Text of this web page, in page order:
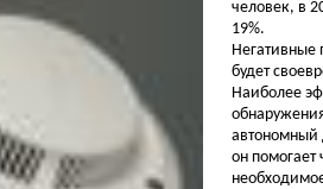
человек, в
19%.
Негативные
будет
Наиболее
он помогает